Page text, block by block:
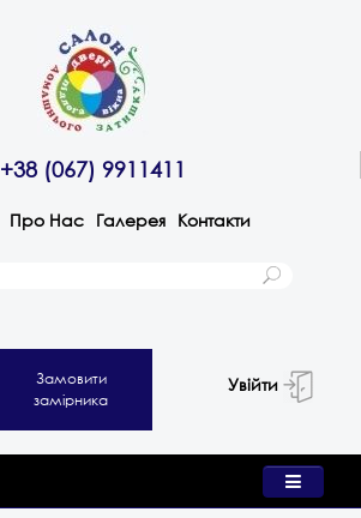
+38 (067) 9911411
Про Нас Галерея Контакти
Замовити
замірника
Увійти